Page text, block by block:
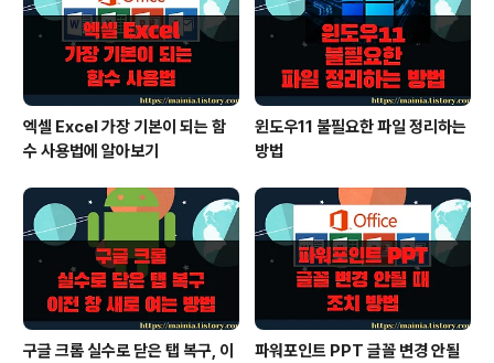
바로 옆에 있는 색 및 두께를 눌러 색상이나 두께를 선택한
후 그리시면 됩니..
엑셀 Excel 가장 기본이 되는 함
수 사용법에 알아보기
윈도우11 불필요한 파일 정리하는
방법
구글 크롬 실수로 닫은 탭 복구, 이
파워포인트 PPT 글꼴 변경 안될